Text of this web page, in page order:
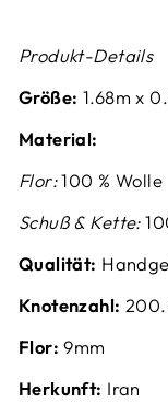
Produkt-Details
Größe: 1.68m x
Material:
Flor:100 % Wolle
Schuß & Kette:
Qualität:
Knotenzahl:
Flor: 9mm
Herkunft: Iran